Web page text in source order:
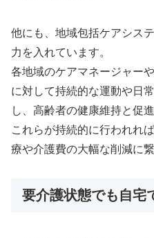
他にも、地域包括ケアシス
力を入れています。
各地域のケアマネージャー
に対して持続的な運動や日
し、高齢者の健康維持と促
これらが持続的に行われれ
療や介護費の大幅な削減に
要介護状態でも自宅